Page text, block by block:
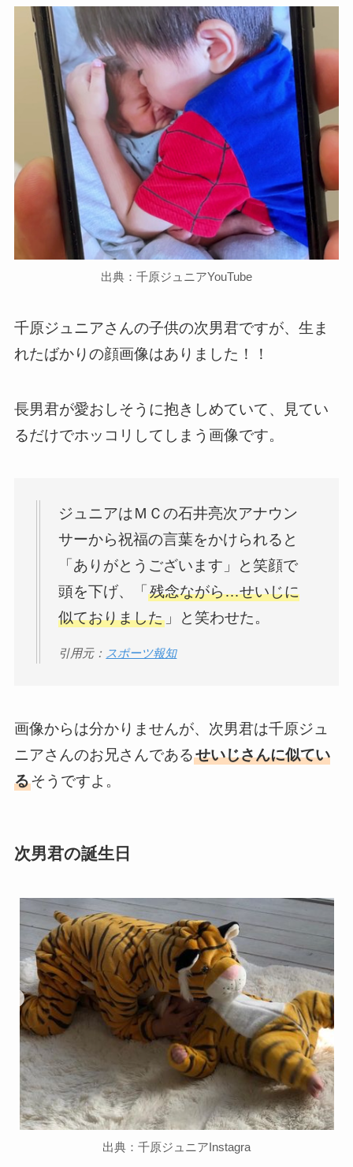
出典：千原ジュニアYouTube
千原ジュニアさんの子供の次男君ですが、生ま
れたばかりの顔画像はありました！！
長男君が愛おしそうに抱きしめていて、見てい
るだけでホッコリしてしまう画像です。
ジュニアはＭＣの石井亮次アナウン
サーから祝福の言葉をかけられると
「ありがとうございます」と笑顔で
頭を下げ、「残念ながら…せいじに
似ておりました 」と笑わせた。
引用元： スポーツ報知
画像からは分かりませんが、次男君は千原ジュ
ニアさんのお兄さんであるせいじさんに似てい
るそうですよ。
次男君の誕生日
出典：千原ジュニアInstagra